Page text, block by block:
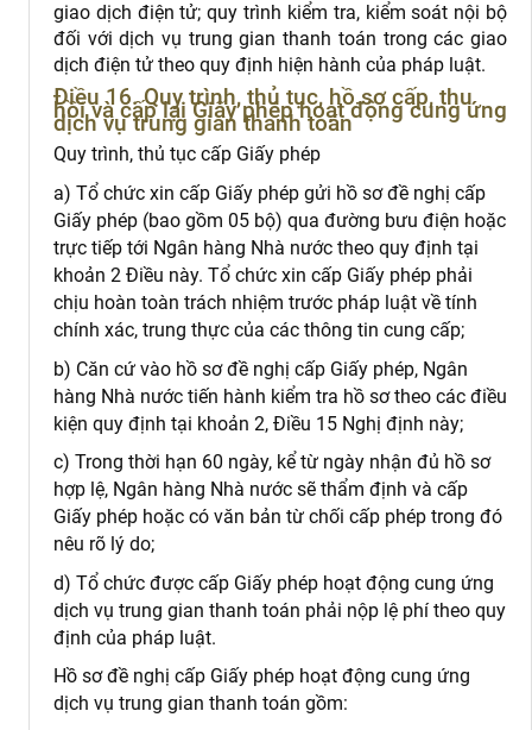
giao dịch điện tử; quy trình kiểm tra, kiểm soát nội bộ
đối với dịch vụ trung gian thanh toán trong các giao
dịch điện tử theo quy định hiện hành của pháp luật.
Điều 16. Quy trình, thủ tục, hồ sơ cấp, thu
hồi và cấp lại Giấy phép hoạt động cung ứng
dịch vụ trung gian thanh toán
Quy trình, thủ tục cấp Giấy phép
a) Tổ chức xin cấp Giấy phép gửi hồ sơ đề nghị cấp
Giấy phép (bao gồm 05 bộ) qua đường bưu điện hoặc
trực tiếp tới Ngân hàng Nhà nước theo quy định tại
khoản 2 Điều này. Tổ chức xin cấp Giấy phép phải
chịu hoàn toàn trách nhiệm trước pháp luật về tính
chính xác, trung thực của các thông tin cung cấp;
b) Căn cứ vào hồ sơ đề nghị cấp Giấy phép, Ngân
hàng Nhà nước tiến hành kiểm tra hồ sơ theo các điều
kiện quy định tại khoản 2, Điều 15 Nghị định này;
c) Trong thời hạn 60 ngày, kể từ ngày nhận đủ hồ sơ
hợp lệ, Ngân hàng Nhà nước sẽ thẩm định và cấp
Giấy phép hoặc có văn bản từ chối cấp phép trong đó
nêu rõ lý do;
d) Tổ chức được cấp Giấy phép hoạt động cung ứng
dịch vụ trung gian thanh toán phải nộp lệ phí theo quy
định của pháp luật.
Hồ sơ đề nghị cấp Giấy phép hoạt động cung ứng
dịch vụ trung gian thanh toán gồm: